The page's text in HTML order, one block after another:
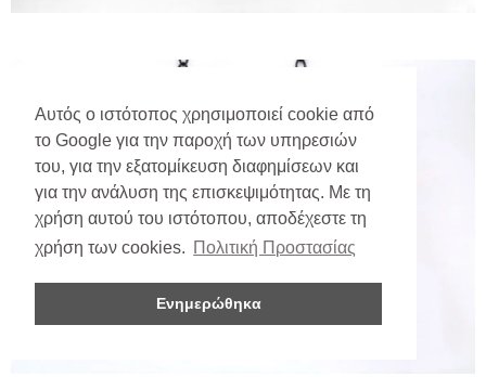
Αυτός ο ιστότοπος χρησιμοποιεί cookie από
το Google για την παροχή των υπηρεσιών
του, για την εξατομίκευση διαφημίσεων και
για την ανάλυση της επισκεψιμότητας. Με τη
χρήση αυτού του ιστότοπου, αποδέχεστε τη
χρήση των cookies. Πολιτική Προστασίας
Ενημερώθηκα